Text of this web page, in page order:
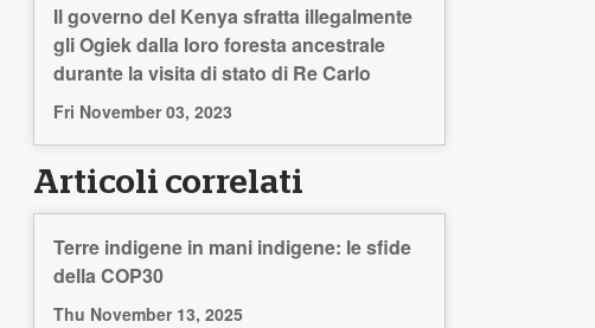
Il governo del Kenya sfratta illegalmente
gli Ogiek dalla loro foresta ancestrale
durante la visita di stato di Re Carlo
Fri November 03, 2023
Articoli correlati
Terre indigene in mani indigene: le sfide
della COP30
Thu November 13, 2025